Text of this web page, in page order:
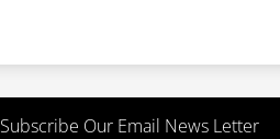
Subscribe Our Email News Letter